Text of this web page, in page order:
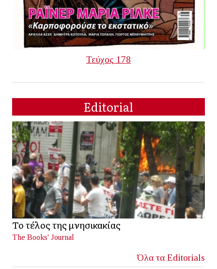
Τεύχος 178
Editorial
Το τέλος της μνησικακίας
The Books' Journal
Όλα τα Editorials